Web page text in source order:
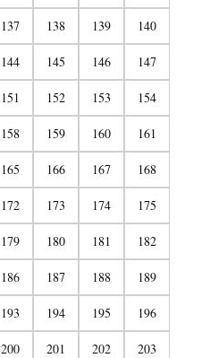
137 138 139 140
144 145 146 147
151 152 153 154
158 159 160 161
165 166 167 168
172 173 174 175
179 180 181 182
186 187 188 189
193 194 195 196
200 201 202 203